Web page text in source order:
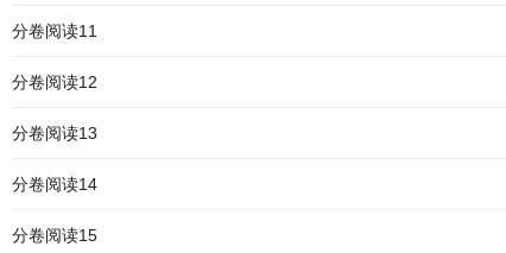
分卷阅读11
分卷阅读12
分卷阅读13
分卷阅读14
分卷阅读15